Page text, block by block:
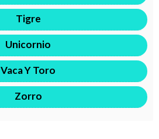
Tigre
Unicornio
Vaca Y Toro
Zorro